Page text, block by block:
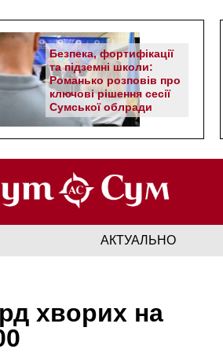
Безпека, фортифікації
та підземні школи:
Романько розповів про
ключові рішення сесії
Сумської облради
АКТУАЛЬНО
хворих на